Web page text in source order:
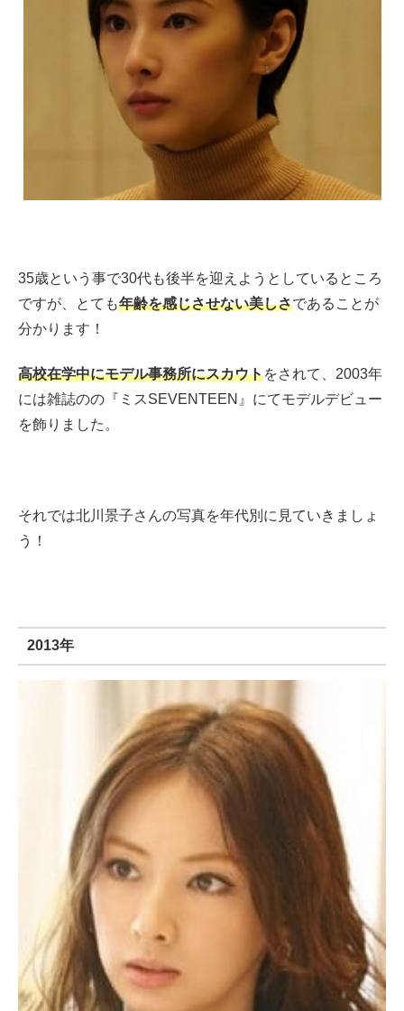
35歳という事で30代も後半を迎えようとしているところ
ですが、とても年齢を感じさせない美しさであることが
分かります！
高校在学中にモデル事務所にスカウトをされて、2003年
には雑誌のの『ミスSEVENTEEN』にてモデルデビュー
を飾りました。
それでは北川景子さんの写真を年代別に見ていきましょ
う！
2013年